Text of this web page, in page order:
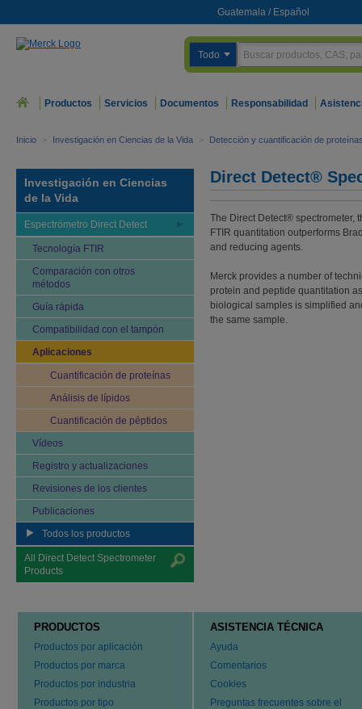
Guatemala / Español
Todo
Productos Servicios Documentos Responsabilidad
Inicio > Investigación en Ciencias de la Vida > Detección y cuantificación de
Investigación en Ciencias
de la Vida
Espectrómetro Direct Detect
Tecnología FTIR
Comparación con otros
métodos
Guía rápida
Compatibilidad con el tampón
Aplicaciones
Cuantificación de proteínas
Análisis de lípidos
Cuantificación de péptidos
Vídeos
Registro y actualizaciones
Revisiones de los clientes
Publicaciones
Todos los productos
All Direct Detect Spectrometer
Products
Direct Detect®
The Direct Detect® spectrometer,
FTIR quantitation outperforms
and reducing agents.
Merck provides a number of
protein and peptide quantitation
biological samples is simplified
the same sample.
PRODUCTOS
Productos por aplicación
Productos por marca
Productos por industria
Productos por tipo
ASISTENCIA TÉCNICA
Ayuda
Comentarios
Cookies
Preguntas frecuentes sobre el